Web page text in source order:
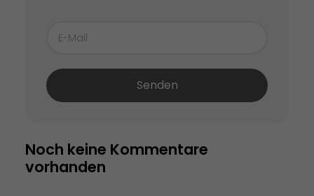
Senden
Noch keine Kommentare
vorhanden